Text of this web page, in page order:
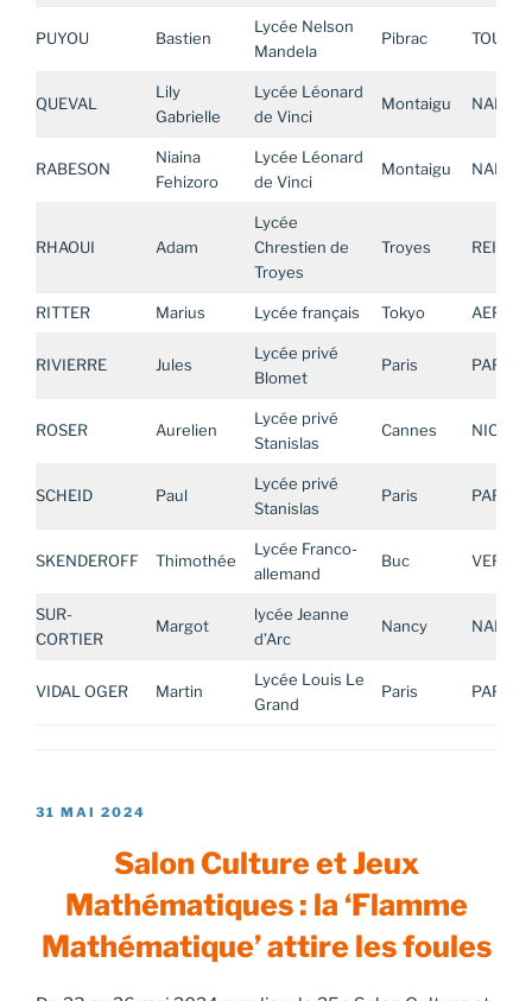
PUYOU Bastien
Lycée Nelson
Mandela
Pibrac
QUEVAL
Lily
Gabrielle
Lycée Léonard
de Vinci
Montaigu
RABESON
Niaina
Fehizoro
Lycée Léonard
de Vinci
Montaigu
RHAOUI Adam
Lycée
Chrestien de
Troyes
Troyes REIMS
RITTER Marius Lycée français Tokyo AEFE
RIVIERRE Jules
Lycée privé
Blomet
Paris PARIS
ROSER Aurelien
Lycée privé
Stanislas
Cannes NICE
SCHEID Paul
Lycée privé
Stanislas
Paris PARIS
SKENDEROFF Thimothée
Lycée Franco-
allemand
Buc
SUR-
CORTIER
Margot
lycée Jeanne
d’Arc
Nancy
VIDAL OGER Martin
Lycée Louis Le
Grand
Paris PARIS
PUBLIÉ
31 MAI 2024
Salon Culture et Jeux
Mathématiques : la ‘Flamme
Mathématique’ attire les foules